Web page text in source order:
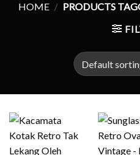
HOME / PRODUCTS